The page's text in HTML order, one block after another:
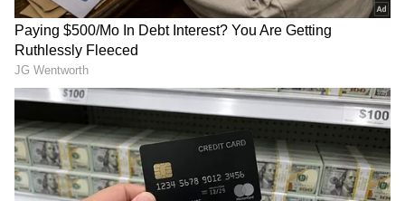
ಇದು ನಿಮ್ಮ ಪ್ರತಿಷ್ಠೆ ಮತ್ತು ದೀರ್ಘಕಾಲೀನ ಗುರಿಗಳ ಮೇಲೆ
ಪರಿಣಾಮ ಬೀರುತ್ತದೆ. ಮಿಥುನ ರಾಶಿಯವರು ತಮ್ಮ
ವೃತ್ತಿಜೀವನದ ಬಗ್ಗೆ ಅತೃಪ್ತರಾಗುತ್ತಾರೆ. ಅವರು ಕೆಲಸದಲ್ಲಿ
ಒತ್ತಡವನ್ನು ಅನುಭವಿಸುತ್ತಾರೆ. ಕೆಲಸದ ಹೊರೆಯೂ
ಹೆಚ್ಚಾಗುತ್ತದೆ.